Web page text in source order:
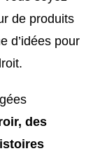
de produits
d’idées pour
des